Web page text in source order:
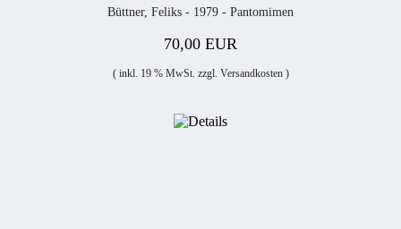
Büttner, Feliks - 1979 - Pantomimen
70,00 EUR
( inkl. 19 % MwSt. zzgl. Versandkosten)